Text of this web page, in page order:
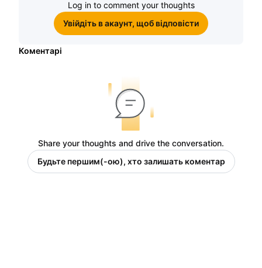
Log in to comment your thoughts
Увійдіть в акаунт, щоб відповісти
Коментарі
Share your thoughts and drive the conversation.
Будьте першим(-ою), хто залишать коментар